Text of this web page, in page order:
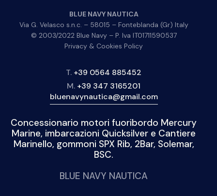
BLUE NAVY NAUTICA
Via G. Velasco s.n.c. – 58015 – Fonteblanda (Gr) Italy
© 2003/2022 Blue Navy – P. Iva IT01711590537
Privacy & Cookies Policy
T. +39 0564 885452
M. +39 347 3165201
bluenavynautica@gmail.com
Concessionario motori fuoribordo Mercury
Marine, imbarcazioni Quicksilver e Cantiere
Marinello, gommoni SPX Rib, 2Bar, Solemar,
BSC.
BLUE NAVY NAUTICA